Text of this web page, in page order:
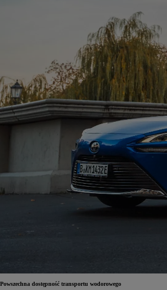
Powszechna dostępność transportu wodorowego